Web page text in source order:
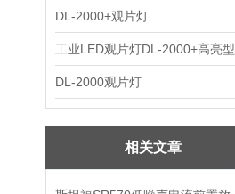
DL-2000+观片灯
工业LED观片灯DL-2000+高亮型
DL-2000观片灯
相关文章